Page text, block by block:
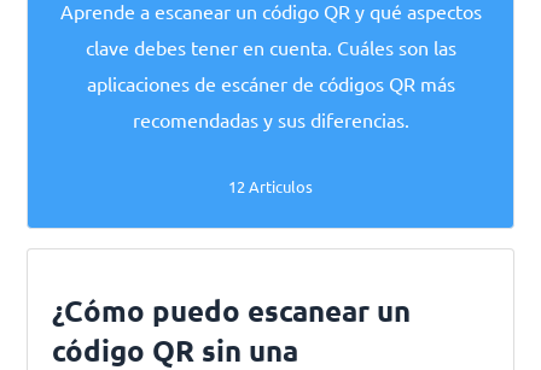
Aprende a escanear un código QR y qué aspectos
clave debes tener en cuenta. Cuáles son las
aplicaciones de escáner de códigos QR más
recomendadas y sus diferencias.
12 Articulos
¿Cómo puedo escanear un
código QR sin una